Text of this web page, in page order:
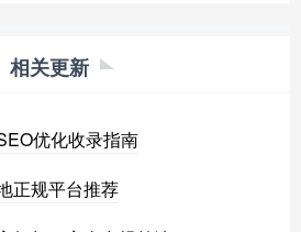
相关更新
优化收录指南
正规平台推荐